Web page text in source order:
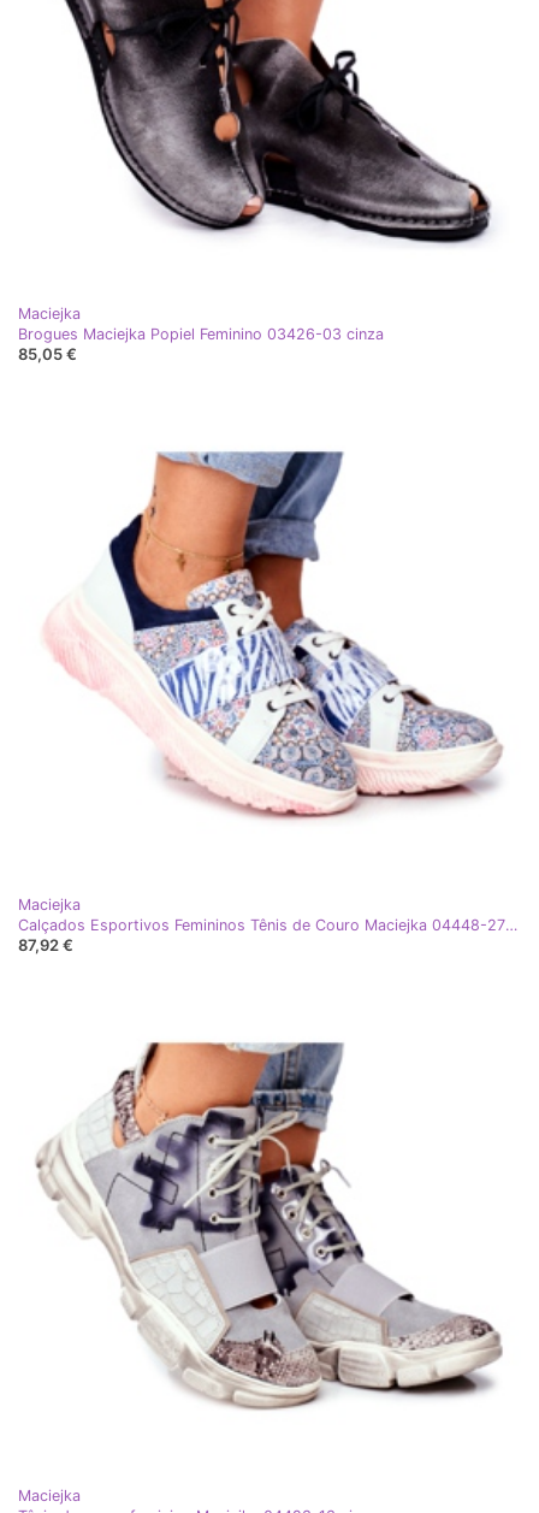
Maciejka
Brogues Maciejka Popiel Feminino 03426-03 cinza
85,05 €
Maciejka
Calçados Esportivos Femininos Tênis de Couro Maciejka 04448-27 marrom azul-marinho
87,92 €
Maciejka